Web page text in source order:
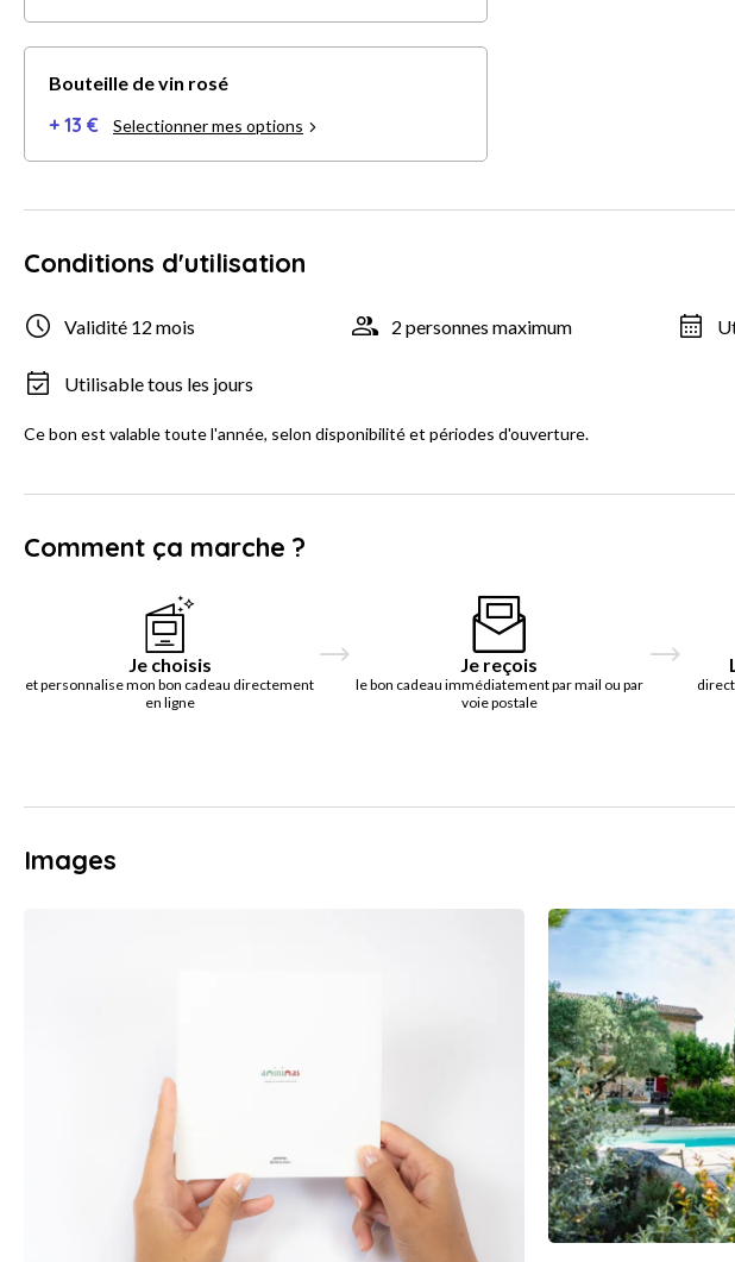
Bouteille de vin rosé
+ 13 € Selectionner mes options
Conditions d'utilisation
Validité 12 mois 2 personnes maximum
Utilisable tous les jours
Ce bon est valable toute l'année, selon disponibilité et périodes d'ouverture.
Comment ça marche ?
Je choisis
et personnalise mon bon cadeau directement
en ligne
Je reçois
le bon cadeau immédiatement par mail ou par
voie postale
Images